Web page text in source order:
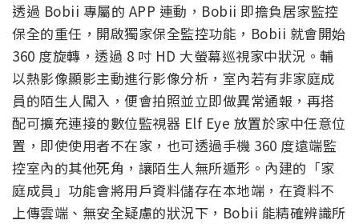
透過 Bobii 專屬的 APP 連動，Bobii 即擔負居家監控
保全的重任，開啟獨家保全監控功能，Bobii 就會開始
360 度旋轉，透過 8 吋 HD 大螢幕巡視家中狀況。輔
以熱影像顯影主動進行影像分析，室內若有非家庭成
員的陌生人闖入，便會拍照並立即做異常通報，再搭
配可擴充連接的數位監視器 Elf Eye 放置於家中任意位
置，即使使用者不在家，也可透過手機 360 度遠端監
控室內的其他死角，讓陌生人無所遁形。內建的「家
庭成員」功能會將用戶資料儲存在本地端，在資料不
上傳雲端、無安全疑慮的狀況下，Bobii 能精確辨識所